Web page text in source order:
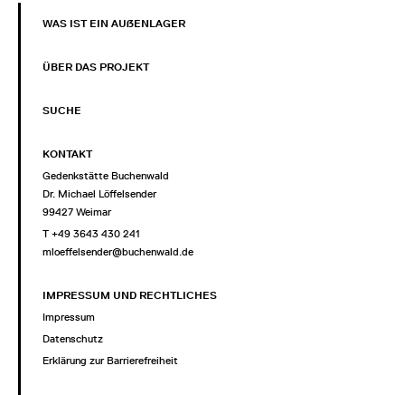
WAS IST EIN AUẞENLAGER
ÜBER DAS PROJEKT
SUCHE
KONTAKT
Gedenkstätte Buchenwald
Dr. Michael Löffelsender
99427 Weimar
T +49 3643 430 241
mloeffelsender@buchenwald.de
IMPRESSUM UND RECHTLICHES
Impressum
Datenschutz
Erklärung zur Barrierefreiheit